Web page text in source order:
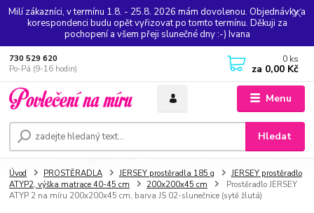
Milí zákazníci, v termínu 1.8. - 25.8. 2026 mám dovolenou. Objednávky a
korespondenci budu opět vyřizovat po tomto termínu. Děkuji za
pochopení a všem přeji slunečné dny :-) Ivana
Menu
Hledat
730 529 620
Po-Pá (9-16 hodin)
0 ks
za 0,00 Kč
Úvod PROSTĚRADLA JERSEY prostěradla 185 g
JERSEY prostěradlo
ATYP2, výška matrace 40-45 cm
200x200x45 cm
Prostěradlo JERSEY
ATYP 2 na míru 200x200x45 cm, barva JS 02-slunečnice (sytě žlutá)